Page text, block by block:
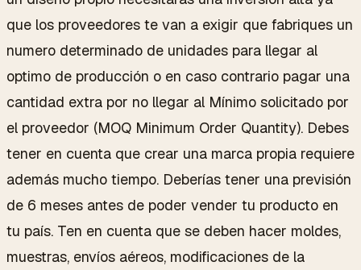
que los proveedores te van a exigir que fabriques un
numero determinado de unidades para llegar al
optimo de producción o en caso contrario pagar una
cantidad extra por no llegar al Mínimo solicitado por
el proveedor (MOQ Minimum Order Quantity). Debes
tener en cuenta que crear una marca propia requiere
además mucho tiempo. Deberías tener una previsión
de 6 meses antes de poder vender tu producto en
tu país. Ten en cuenta que se deben hacer moldes,
muestras, envíos aéreos, modificaciones de la